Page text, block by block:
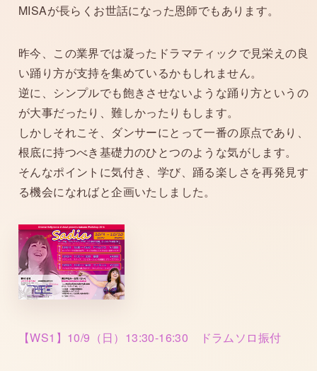
MISAが長らくお世話になった恩師でもあります。
昨今、この業界では凝ったドラマティックで見栄えの良
い踊り方が支持を集めているかもしれません。
逆に、シンプルでも飽きさせないような踊り方というの
が大事だったり、難しかったりもします。
しかしそれこそ、ダンサーにとって一番の原点であり、
根底に持つべき基礎力のひとつのような気がします。
そんなポイントに気付き、学び、踊る楽しさを再発見す
る機会になればと企画いたしました。
【WS1】10/9（日）13:30-16:30 ドラムソロ振付